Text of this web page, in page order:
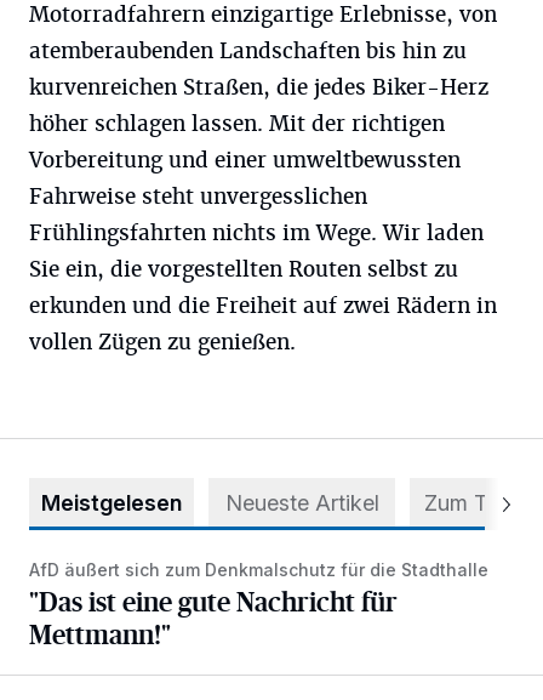
Motorradfahrern einzigartige Erlebnisse, von
atemberaubenden Landschaften bis hin zu
kurvenreichen Straßen, die jedes Biker-Herz
höher schlagen lassen. Mit der richtigen
Vorbereitung und einer umweltbewussten
Fahrweise steht unvergesslichen
Frühlingsfahrten nichts im Wege. Wir laden
Sie ein, die vorgestellten Routen selbst zu
erkunden und die Freiheit auf zwei Rädern in
vollen Zügen zu genießen.
Meistgelesen Neueste Artikel Zum Thema
"Das ist eine gute Nachricht für Mettmann!"
AfD äußert sich zum Denkmalschutz für die Stadthalle
"Das ist eine gute Nachricht für
Mettmann!"